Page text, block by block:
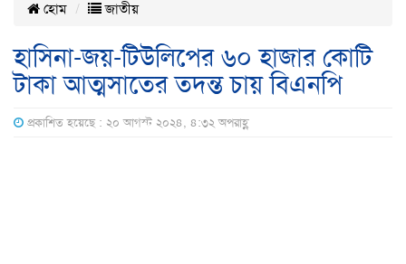
হোম জাতীয়
হাসিনা-জয়-টিউলিপের ৬০ হাজার কোটি
টাকা আত্মসাতের তদন্ত চায় বিএনপি
প্রকাশিত হয়েছে : ২০ আগস্ট ২০২৪, ৪:৩২ অপরাহ্ণ